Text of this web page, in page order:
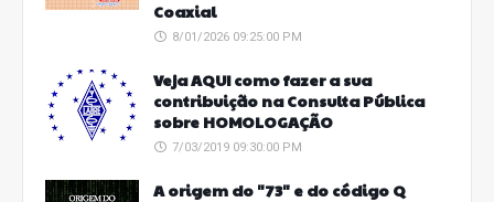
Coaxial
8/01/2026 09:25:00 PM
Veja AQUI como fazer a sua
contribuição na Consulta Pública
sobre HOMOLOGAÇÃO
7/03/2019 09:30:00 PM
A origem do "73" e do código Q